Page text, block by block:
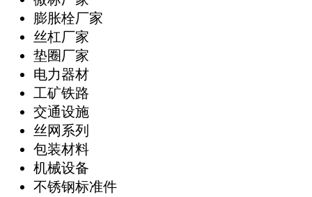
膨胀栓厂家
丝杠厂家
垫圈厂家
电力器材
工矿铁路
交通设施
丝网系列
包装材料
机械设备
不锈钢标准件